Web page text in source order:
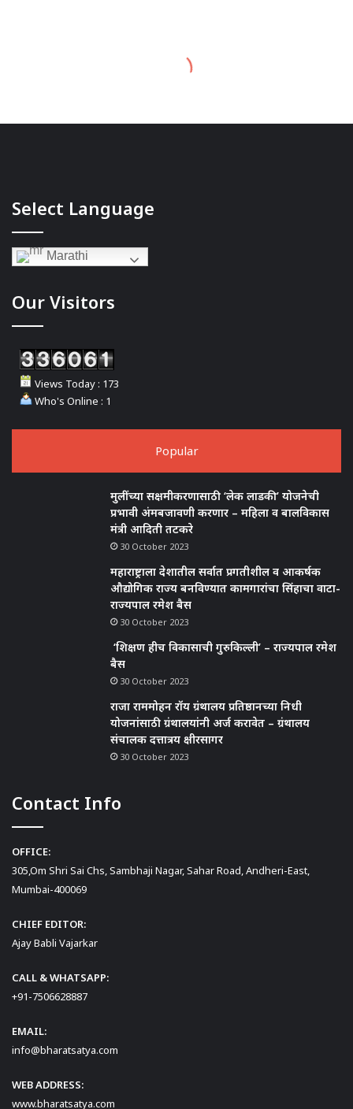
Select Language
Marathi
Our Visitors
Views Today : 173
Who's Online : 1
Popular
मुलींच्या सक्षमीकरणासाठी ‘लेक लाडकी’ योजनेची
प्रभावी अंमबजावणी करणार – महिला व बालविकास
मंत्री आदिती तटकरे
30 October 2023
महाराष्ट्राला देशातील सर्वात प्रगतीशील व आकर्षक
औद्योगिक राज्य बनविण्यात कामगारांचा सिंहाचा वाटा-
राज्यपाल रमेश बैस
30 October 2023
‘शिक्षण हीच विकासाची गुरुकिल्ली’ – राज्यपाल रमेश
बैस
30 October 2023
राजा राममोहन रॉय ग्रंथालय प्रतिष्ठानच्या निधी
योजनांसाठी ग्रंथालयांनी अर्ज करावेत – ग्रंथालय
संचालक दत्तात्रय क्षीरसागर
30 October 2023
Contact Info
OFFICE:
305,Om Shri Sai Chs, Sambhaji Nagar, Sahar Road, Andheri-East,
Mumbai-400069
CHIEF EDITOR:
Ajay Babli Vajarkar
CALL & WHATSAPP:
+91-7506628887
EMAIL:
info@bharatsatya.com
WEB ADDRESS:
www.bharatsatya.com